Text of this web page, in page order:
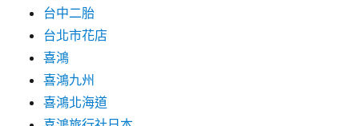
台中二胎
台北市花店
喜鴻
喜鴻九州
喜鴻北海道